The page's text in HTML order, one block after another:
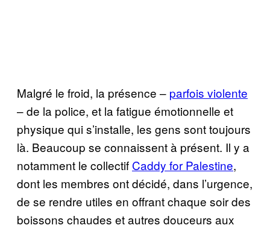
Malgré le froid, la présence – parfois violente
– de la police, et la fatigue émotionnelle et
physique qui s’installe, les gens sont toujours
là. Beaucoup se connaissent à présent. Il y a
notamment le collectif Caddy for Palestine,
dont les membres ont décidé, dans l’urgence,
de se rendre utiles en offrant chaque soir des
boissons chaudes et autres douceurs aux